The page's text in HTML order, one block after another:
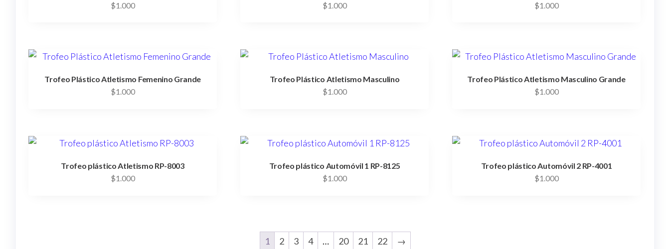
$1.000 $1.000 $1.000
Trofeo Plástico Atletismo Femenino Grande
$1.000
Trofeo Plástico Atletismo Masculino
$1.000
Trofeo Plástico Atletismo Masculino Grande
$1.000
Trofeo plástico Atletismo RP-8003
$1.000
Trofeo plástico Automóvil 1 RP-8125
$1.000
Trofeo plástico Automóvil 2 RP-4001
$1.000
1 2 3 4 … 20 21 22 →